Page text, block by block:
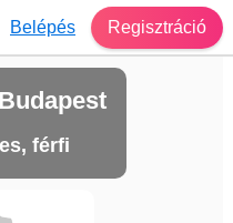
Belépés Regisztráció
férfi